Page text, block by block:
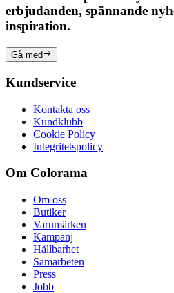
erbjudanden, spännande
inspiration.
Gå med
Kundservice
Kontakta oss
Kundklubb
Cookie Policy
Integritetspolicy
Om Colorama
Om oss
Butiker
Varumärken
Kampanj
Hållbarhet
Samarbeten
Press
Jobb